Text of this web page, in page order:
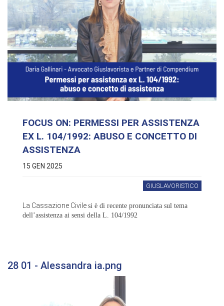
FOCUS ON: PERMESSI PER ASSISTENZA
EX L. 104/1992: ABUSO E CONCETTO DI
ASSISTENZA
15 GEN 2025
GIUSLAVORISTICO
La Cassazione Civile si è di recente pronunciata sul tema
dell’assistenza ai sensi della L. 104/1992
28 01 - Alessandra ia.png